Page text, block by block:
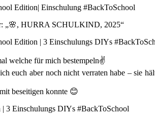
„🌸, HURRA SCHULKIND, 2025“
welche für mich bestempeln✌️
euch aber noch nicht verraten habe – sie
beseitigen konnte 😊